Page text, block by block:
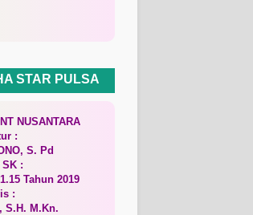
STAR PULSA
NUSANTARA
:
S. Pd
SK :
Tahun 2019
:
S.H. M.Kn.